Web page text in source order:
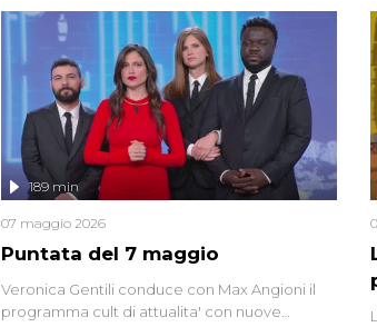
seriale responsabile di decine di attentati tra
gli anni '90 e il 2000 che, inquietantemente,
potrebbe essere ancora in libertà. Lo speciale
affronta inoltre le zone d'ombra sul Mostro di
Firenze, le cui responsabilità appaiono ancora
oggi avvolte in un groviglio di dubbi mai
chiariti. Nel corso dello speciale anche
l'intervista inedita a Olindo Romano, realizzata
ne...
Puntata del 7 maggio
189 min
07 maggio 2026
Veronica Gentili conduce con Max Angioni il
programma cult di attualita' con nuove